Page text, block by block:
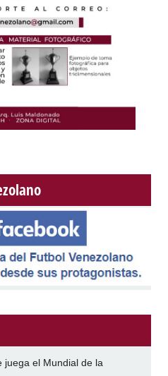
juega el Mundial de la